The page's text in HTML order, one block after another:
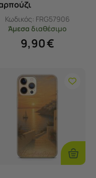
Κωδικός: FRG57906
Άμεσα διαθέσιμο
9,90€